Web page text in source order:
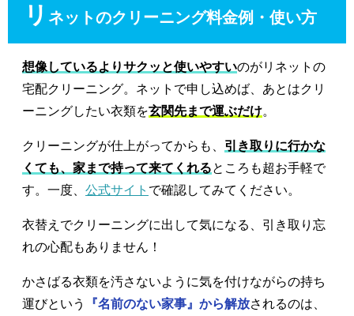
リ ネットのクリーニング料金例・使い方
想像しているよりサクッと使いやすいのがリネットの
宅配クリーニング。ネットで申し込めば、あとはクリ
ーニングしたい衣類を玄関先まで運ぶだけ。
クリーニングが仕上がってからも、 引き取りに行かな
くても、家まで持って来てくれるところも超お手軽で
す。一度、 公式サイト で確認してみてください。
衣替えでクリーニングに出して気になる、引き取り忘
れの心配もありません！
かさばる衣類を汚さないように気を付けながらの持ち
運びという
『名前のない家事』から解放されるのは、